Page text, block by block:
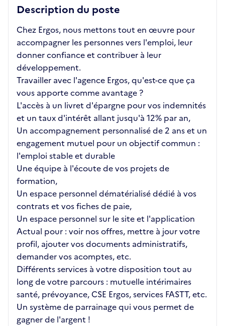
Description du poste
Chez Ergos, nous mettons tout en œuvre pour
accompagner les personnes vers l'emploi, leur
donner confiance et contribuer à leur
développement.
Travailler avec l'agence Ergos, qu'est-ce que ça
vous apporte comme avantage ?
L'accès à un livret d'épargne pour vos indemnités
et un taux d'intérêt allant jusqu'à 12% par an,
Un accompagnement personnalisé de 2 ans et un
engagement mutuel pour un objectif commun :
l'emploi stable et durable
Une équipe à l'écoute de vos projets de
formation,
Un espace personnel dématérialisé dédié à vos
contrats et vos fiches de paie,
Un espace personnel sur le site et l'application
Actual pour : voir nos offres, mettre à jour votre
profil, ajouter vos documents administratifs,
demander vos acomptes, etc.
Différents services à votre disposition tout au
long de votre parcours : mutuelle intérimaires
santé, prévoyance, CSE Ergos, services FASTT, etc.
Un système de parrainage qui vous permet de
gagner de l'argent !